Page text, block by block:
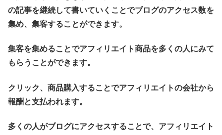
の記事を継続して書いていくことでブログのアクセス数を
集め、集客することができます。
集客を集めることでアフィリエイト商品を多くの人にみて
もらうことができます。
クリック、商品購入することでアフィリエイトの会社から
報酬と支払われます。
多くの人がブログにアクセスすることで、アフィリエイト